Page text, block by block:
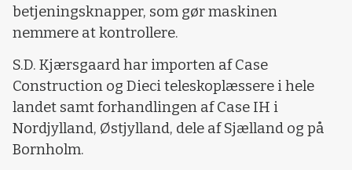
betjeningsknapper, som gør maskinen
nemmere at kontrollere.
S.D. Kjærsgaard har importen af Case
Construction og Dieci teleskoplæssere i hele
landet samt forhandlingen af Case IH i
Nordjylland, Østjylland, dele af Sjælland og på
Bornholm.